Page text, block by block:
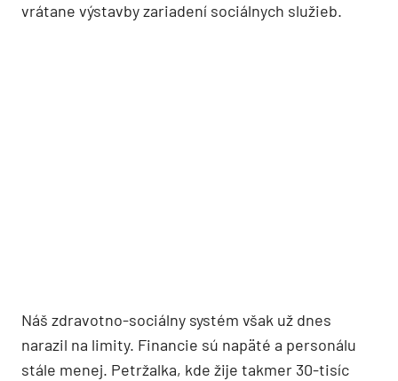
vrátane výstavby zariadení sociálnych služieb.
Náš zdravotno-sociálny systém však už dnes
narazil na limity. Financie sú napäté a personálu
stále menej. Petržalka, kde žije takmer 30-tisíc